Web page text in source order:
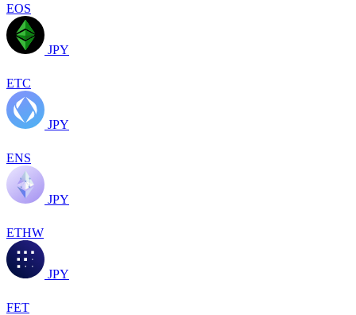
EOS
JPY
ETC
JPY
ENS
JPY
ETHW
JPY
FET